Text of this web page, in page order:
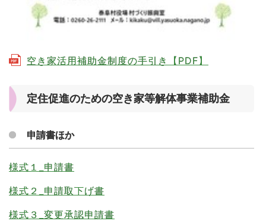
空き家活用補助金制度の手引き【PDF】
定住促進のための空き家等解体事業補助金
申請書ほか
様式１_申請書
様式２_申請取下げ書
様式３_変更承認申請書